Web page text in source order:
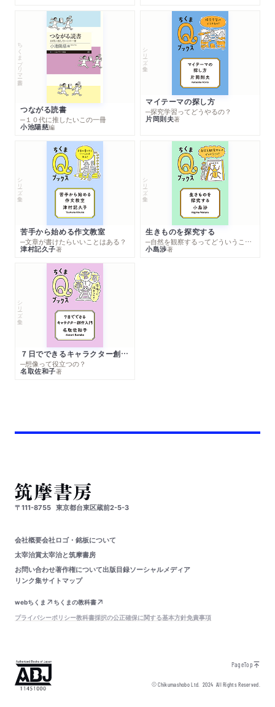
ちくまプリマー新書
つながる読書
─１０代に推したいこの一冊
小池陽慈編
シリーズ・全集
マイテーマの探し方
─探究学習ってどうやるの？
片岡則夫著
シリーズ・全集
苦手から始める作文教室
─文章が書けたらいいことはある？
津村記久子著
シリーズ・全集
生きものを探究する
─自然を観察するってどういうこと？
小島渉著
シリーズ・全集
７日でできるキャラクター創作入門
─想像って役立つの？
名取佐和子著
〒111-8755 東京都台東区蔵前2-5-3
会社概要会社ロゴ・銘板について
太宰治賞太宰治と筑摩書房
お問い合わせ著作権について出版目録ソーシャルメディア
リンク集サイトマップ
webちくま
ちくまの教科書
プライバシーポリシー教科書採択の公正確保に関する基本方針免責事項
PageTop
© Chikumashobo Ltd.2024 All Rights Reserved.